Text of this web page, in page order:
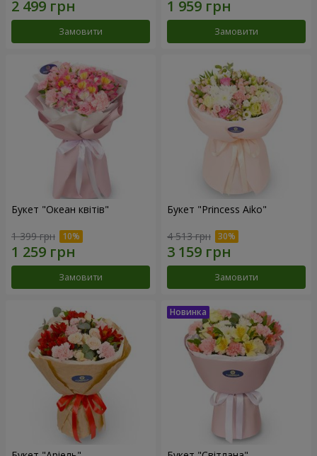
Замовити Замовити
Букет "Океан квітів"
1 399 грн
Замовити
Букет "Princess Aiko"
4 513 грн
Замовити